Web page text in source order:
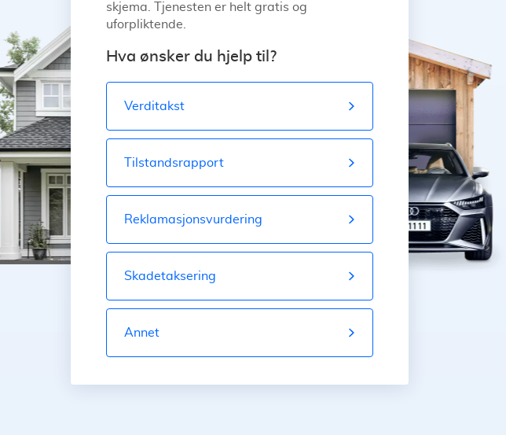
skjema. Tjenesten er helt gratis og
uforpliktende.
Hva ønsker du hjelp til?
Verditakst
Tilstandsrapport
Reklamasjonsvurdering
Skadetaksering
Annet